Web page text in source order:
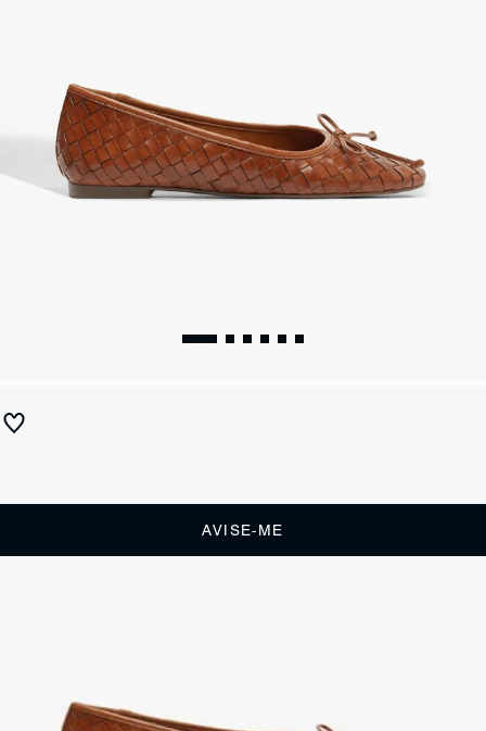
AVISE-ME
refinado, perfeita para mulheres que valorizam conforto e sofisticação